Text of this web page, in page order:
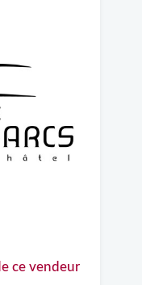
ce vendeur